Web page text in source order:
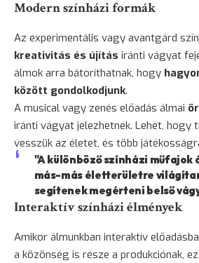
Modern színházi formák
Az experimentális vagy avantgárd
kreativitás és újítás iránti vágyat
álmok arra bátoríthatnak, hogy
között gondolkodjunk.
A musical vagy zenés előadás álmai
iránti vágyat jelezhetnek. Lehet, hogy
vesszük az életet, és több
"A különböző színházi műfajok
más-más életterületre
segítenek megérteni belső
Interaktív színházi élmények
Amikor álmunkban interaktív
a közönség is része a produkciónak, ez